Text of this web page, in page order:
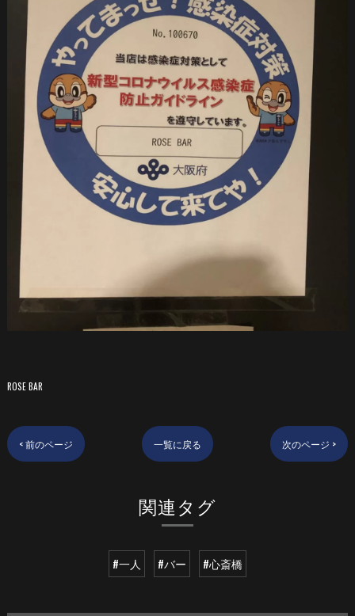
ROSE BAR
< 前のページ 一覧に戻る 次のページ >
関連タグ
#一人 #バー #心斎橋